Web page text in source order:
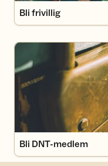
Bli frivillig
Bli DNT-medlem
Bli DNT-medlem